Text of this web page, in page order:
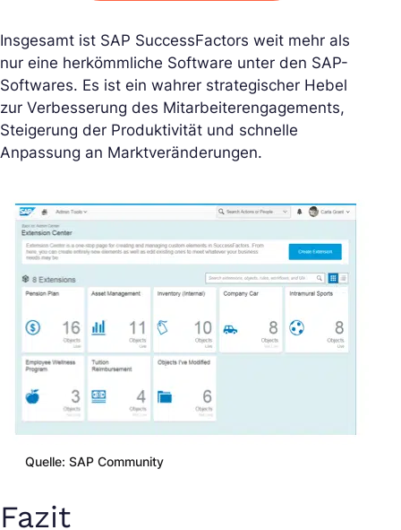
Insgesamt ist SAP SuccessFactors weit mehr als
nur eine herkömmliche Software unter den SAP-
Softwares. Es ist ein wahrer strategischer Hebel
zur Verbesserung des Mitarbeiterengagements,
Steigerung der Produktivität und schnelle
Anpassung an Marktveränderungen.
Quelle: SAP Community
Fazit